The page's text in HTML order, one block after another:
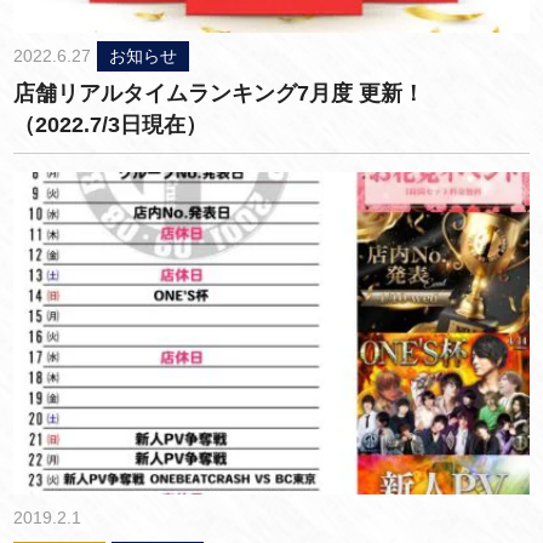
2022.6.27 お知らせ
店舗リアルタイムランキング7月度 更新！
（2022.7/3日現在）
2019.2.1